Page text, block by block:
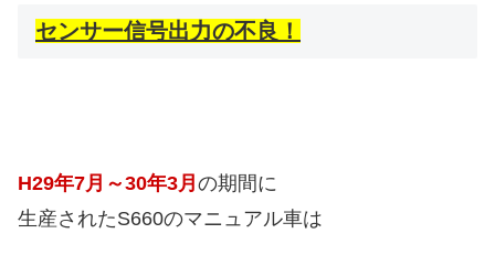
センサー信号出力の不良！
H29年7月～30年3月 の期間に
生産されたS660のマニュアル車は